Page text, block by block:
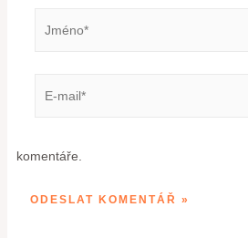
komentáře.